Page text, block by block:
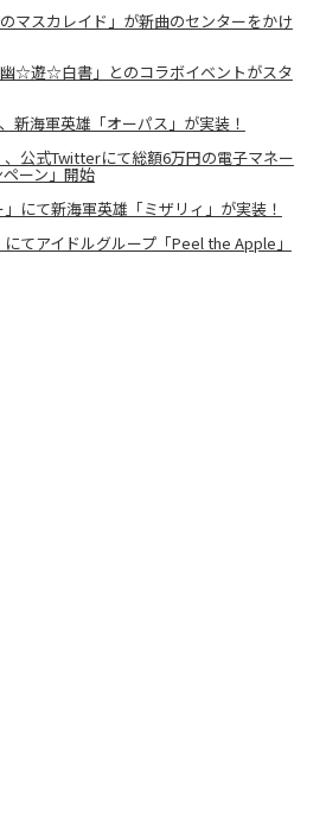
マスカレイド」が新曲のセンターをかけ
幽☆遊☆白書」とのコラボイベントがスタ
新海軍英雄「オーパス」が実装！
公式Twitterにて総額6万円の電子マネー
ーン」開始
にて新海軍英雄「ミザリィ」が実装！
てアイドルグループ「Peel the Apple」